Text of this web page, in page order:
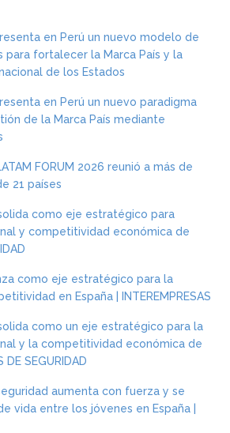
en Perú un nuevo modelo de
para fortalecer la Marca País y la
de los Estados
en Perú un nuevo paradigma
de la Marca País mediante
FORUM 2026 reunió a más de
21 países
como eje estratégico para
y competitividad económica de
como eje estratégico para la
en España | INTEREMPRESAS
como un eje estratégico para la
y la competitividad económica de
DE SEGURIDAD
aumenta con fuerza y se
vida entre los jóvenes en España |